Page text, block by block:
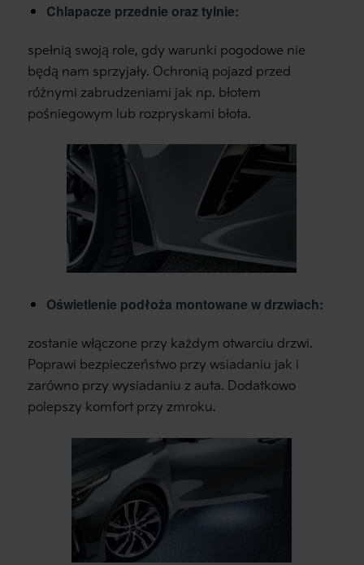
Chlapacze przednie oraz tylnie:
spełnią swoją role, gdy warunki pogodowe nie
będą nam sprzyjały. Ochronią pojazd przed
różnymi zabrudzeniami jak np. błotem
pośniegowym lub rozpryskami błota.
Oświetlenie podłoża montowane w drzwiach:
zostanie włączone przy każdym otwarciu drzwi.
Poprawi bezpieczeństwo przy wsiadaniu jak i
zarówno przy wysiadaniu z auta. Dodatkowo
polepszy komfort przy zmroku.